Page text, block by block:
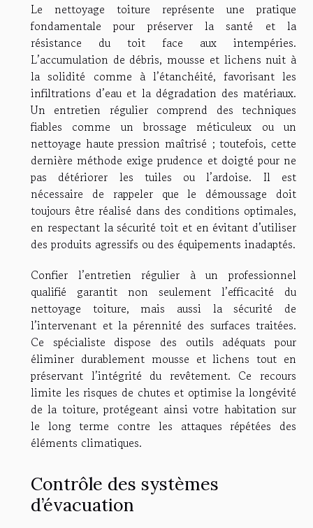
Le nettoyage toiture représente une pratique
fondamentale pour préserver la santé et la
résistance du toit face aux intempéries.
L’accumulation de débris, mousse et lichens nuit à
la solidité comme à l’étanchéité, favorisant les
infiltrations d’eau et la dégradation des matériaux.
Un entretien régulier comprend des techniques
fiables comme un brossage méticuleux ou un
nettoyage haute pression maîtrisé ; toutefois, cette
dernière méthode exige prudence et doigté pour ne
pas détériorer les tuiles ou l’ardoise. Il est
nécessaire de rappeler que le démoussage doit
toujours être réalisé dans des conditions optimales,
en respectant la sécurité toit et en évitant d’utiliser
des produits agressifs ou des équipements inadaptés.
Confier l’entretien régulier à un professionnel
qualifié garantit non seulement l’efficacité du
nettoyage toiture, mais aussi la sécurité de
l’intervenant et la pérennité des surfaces traitées.
Ce spécialiste dispose des outils adéquats pour
éliminer durablement mousse et lichens tout en
préservant l’intégrité du revêtement. Ce recours
limite les risques de chutes et optimise la longévité
de la toiture, protégeant ainsi votre habitation sur
le long terme contre les attaques répétées des
éléments climatiques.
Contrôle des systèmes
d’évacuation